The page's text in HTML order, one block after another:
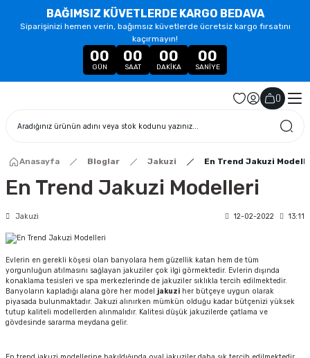
BAĞIMSIZ KÜVETLERDE KARGO BEDAVA
Siparişinizi hemen verin, bağımsız küvetlerde ücretsiz kargo fırsatını
kaçırmayın!
00
GÜN
00
SAAT
00
DAKIKA
00
SANIYE
()
Anasayfa Bloglar Jakuzi En Trend Jakuzi
En Trend Jakuzi Modelleri
Jakuzi 12-02-2022 13:11
Evlerin en gerekli köşesi olan banyolara hem güzellik katan hem de tüm
yorgunluğun atılmasını sağlayan jakuziler çok ilgi görmektedir. Evlerin dışında
konaklama tesisleri ve spa merkezlerinde de jakuziler sıklıkla tercih edilmektedir.
Banyoların kapladığı alana göre her model jakuzi her bütçeye uygun olarak
piyasada bulunmaktadır. Jakuzi alınırken mümkün olduğu kadar bütçenizi yüksek
tutup kaliteli modellerden alınmalıdır. Kalitesi düşük jakuzilerde çatlama ve
gövdesinde sararma meydana gelir.